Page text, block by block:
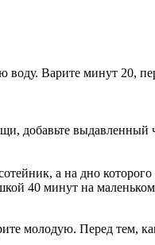
Варите минут 20,
добавьте выдавленный
а на дно которого
40 минут на маленьком
молодую. Перед тем,